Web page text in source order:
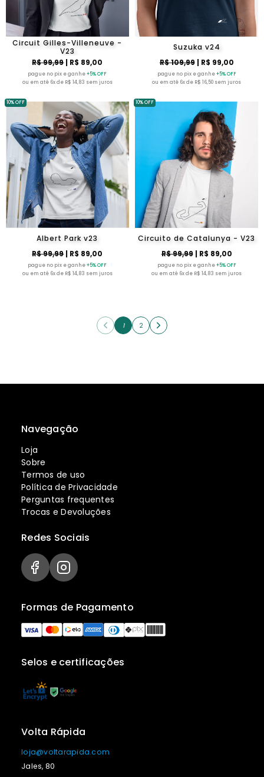
Circuit Gilles-Villeneuve -
V23
R$ 99,99| R$ 89,00
pague no pix e ganhe+5% OFF
ou em até 6x de R$ 14,83 sem juros
Suzuka v24
R$ 109,99| R$ 99,00
pague no pix e ganhe+5% OFF
ou em até 6x de R$ 16,50 sem juros
Albert Park v23
R$ 99,99| R$ 89,00
pague no pix e ganhe+5% OFF
ou em até 6x de R$ 14,83 sem juros
10% OFF
Circuito de Catalunya - V23
R$ 99,99| R$ 89,00
pague no pix e ganhe+5% OFF
ou em até 6x de R$ 14,83 sem juros
10% OFF
1 2
Navegação
Loja
Sobre
Termos de uso
Política de Privacidade
Perguntas frequentes
Trocas e Devoluções
Selos e certificações
Formas de Pagamento
Redes Sociais
Volta Rápida
loja@voltarapida.com
Jales, 80